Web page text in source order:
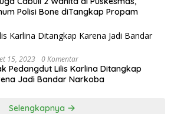
Polisi Bone diTangkap Propam
15, 2023 0 Komentar
Pedangdut Lilis Karlina Ditangkap
Jadi Bandar Narkoba
Selengkapnya